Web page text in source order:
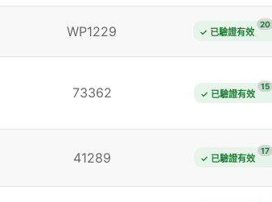
WP1229 ✓ 已驗證有效
20
73362 ✓ 已驗證有效
15
41289 ✓ 已驗證有效
17